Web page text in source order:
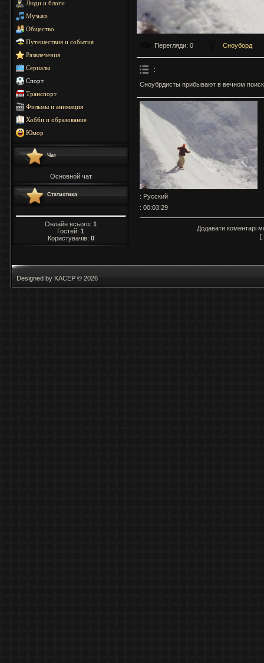
Люди и блоги
Музыка
Общество
Путешествия и события
Развлечения
Сериалы
Спорт
Транспорт
Фильмы и анимация
Хобби и образование
Юмор
Чат
Основной чат
Статистика
Онлайн всього: 1
Гостей: 1
Користувачів: 0
Перегляди: 0 Сноуборд
:
Сноубрдисты прибывают в вечном
: Русский
: 00:03:29
Додавати коментарі
[
Designed by KACEP © 2026